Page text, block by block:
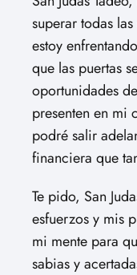
superar todas
estoy
que las puertas
oportunidades
presenten en mi
podré salir
financiera que
Te pido, San
esfuerzos y mis
mi mente para
sabias y